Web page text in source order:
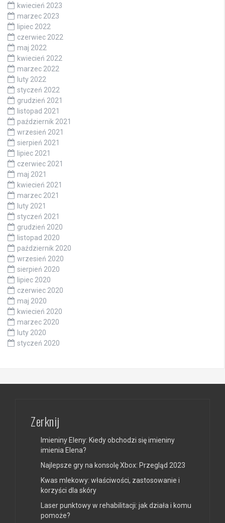
kwiecień 2023
marzec 2023
lipiec 2022
czerwiec 2022
maj 2022
kwiecień 2022
marzec 2022
luty 2022
styczeń 2022
grudzień 2021
listopad 2021
październik 2021
wrzesień 2021
sierpień 2021
lipiec 2021
czerwiec 2021
maj 2021
kwiecień 2021
marzec 2021
luty 2021
styczeń 2021
grudzień 2020
listopad 2020
październik 2020
wrzesień 2020
sierpień 2020
lipiec 2020
czerwiec 2020
maj 2020
kwiecień 2020
marzec 2020
luty 2020
styczeń 2020
Zerknij
Imieniny Eleny: Kiedy obchodzi się imieniny
imienia Elena?
Najlepsze gry na konsolę Xbox: Przegląd 2023
Kwas mlekowy: właściwości, zastosowanie i
korzyści dla skóry
Laser punktowy w rehabilitacji: jak działa i komu
pomoże?